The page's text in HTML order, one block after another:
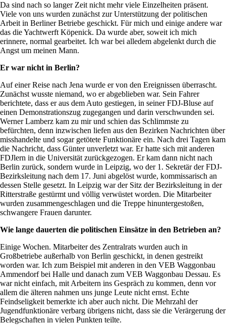
Da sind nach so langer Zeit nicht mehr viele Einzelheiten präsent.
Viele von uns wurden zunächst zur Unterstützung der politischen
Arbeit in Berliner Betriebe geschickt. Für mich und einige andere war
das die Yachtwerft Köpenick. Da wurde aber, soweit ich mich
erinnere, normal gearbeitet. Ich war bei alledem abgelenkt durch die
Angst um meinen Mann.
Er war nicht in Berlin?
Auf einer Reise nach Jena wurde er von den Ereignissen überrascht.
Zunächst wusste niemand, wo er abgeblieben war. Sein Fahrer
berichtete, dass er aus dem Auto gestiegen, in seiner FDJ-Bluse auf
einen Demonstrationszug zugegangen und darin verschwunden sei.
Werner Lamberz kam zu mir und schien das Schlimmste zu
befürchten, denn inzwischen liefen aus den Bezirken Nachrichten über
misshandelte und sogar getötete Funktionäre ein. Nach drei Tagen kam
die Nachricht, dass Günter unverletzt war. Er hatte sich mit anderen
FDJlern in die Universität zurückgezogen. Er kam dann nicht nach
Berlin zurück, sondern wurde in Leipzig, wo der 1. Sekretär der FDJ-
Bezirksleitung nach dem 17. Juni abgelöst wurde, kommissarisch an
dessen Stelle gesetzt. In Leipzig war der Sitz der Bezirksleitung in der
Ritterstraße gestürmt und völlig verwüstet worden. Die Mitarbeiter
wurden zusammengeschlagen und die Treppe hinuntergestoßen,
schwangere Frauen darunter.
Wie lange dauerten die politischen Einsätze in den Betrieben an?
Einige Wochen. Mitarbeiter des Zentralrats wurden auch in
Großbetriebe außerhalb von Berlin geschickt, in denen gestreikt
worden war. Ich zum Beispiel mit anderen in den VEB Waggonbau
Ammendorf bei Halle und danach zum VEB Waggonbau Dessau. Es
war nicht einfach, mit Arbeitern ins Gespräch zu kommen, denn vor
allem die älteren nahmen uns junge Leute nicht ernst. Echte
Feindseligkeit bemerkte ich aber auch nicht. Die Mehrzahl der
Jugendfunktionäre verbarg übrigens nicht, dass sie die Verärgerung der
Belegschaften in vielen Punkten teilte.